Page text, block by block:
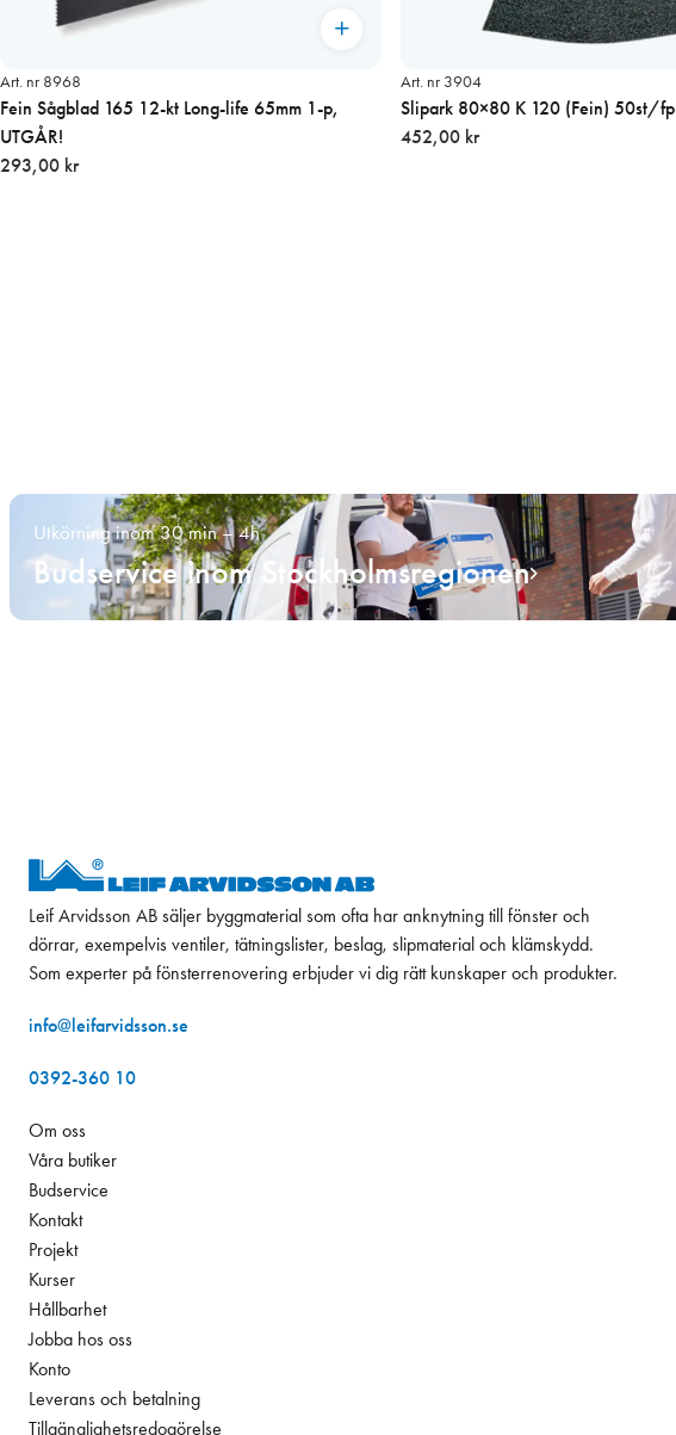
Art. nr 8968
Fein Sågblad 165 12-kt Long-life 65mm 1-p,
UTGÅR!
293,00 kr
Art. nr 3904
Slipark 80×80 K 120 (Fein) 50st/fp
452,00 kr
Utkörning inom 30 min – 4h
Budservice inom Stockholmsregionen
Leif Arvidsson AB säljer byggmaterial som ofta har anknytning till fönster och
dörrar, exempelvis ventiler, tätningslister, beslag, slipmaterial och klämskydd.
Som experter på fönsterrenovering erbjuder vi dig rätt kunskaper och produkter.
info@leifarvidsson.se
0392-360 10
Om oss
Våra butiker
Budservice
Kontakt
Projekt
Kurser
Hållbarhet
Jobba hos oss
Konto
Leverans och betalning
Tillgänglighetsredogörelse